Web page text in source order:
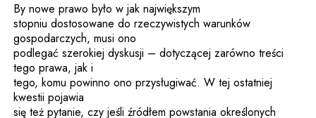
By nowe prawo było w jak największym
stopniu dostosowane do rzeczywistych warunków
gospodarczych, musi ono
podlegać szerokiej dyskusji – dotyczącej zarówno treści
tego prawa, jak i
tego, komu powinno ono przysługiwać. W tej ostatniej
kwestii pojawia
się też pytanie, czy jeśli źródłem powstania określonych